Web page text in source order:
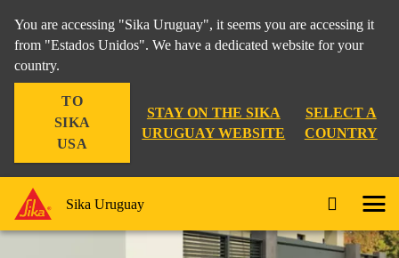
You are accessing "Sika Uruguay", it seems you are accessing it
from "Estados Unidos". We have a dedicated website for your
country.
TO
SIKA
USA
STAY ON THE SIKA
URUGUAY WEBSITE
SELECT A
COUNTRY
Sika Uruguay